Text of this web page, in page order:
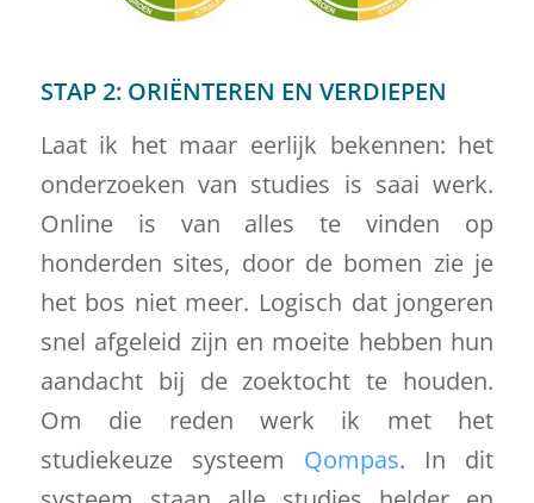
STAP 2: ORIËNTEREN EN VERDIEPEN
Laat ik het maar eerlijk bekennen: het
onderzoeken van studies is saai werk.
Online is van alles te vinden op
honderden sites, door de bomen zie je
het bos niet meer. Logisch dat jongeren
snel afgeleid zijn en moeite hebben hun
aandacht bij de zoektocht te houden.
Om die reden werk ik met het
studiekeuze systeem Qompas. In dit